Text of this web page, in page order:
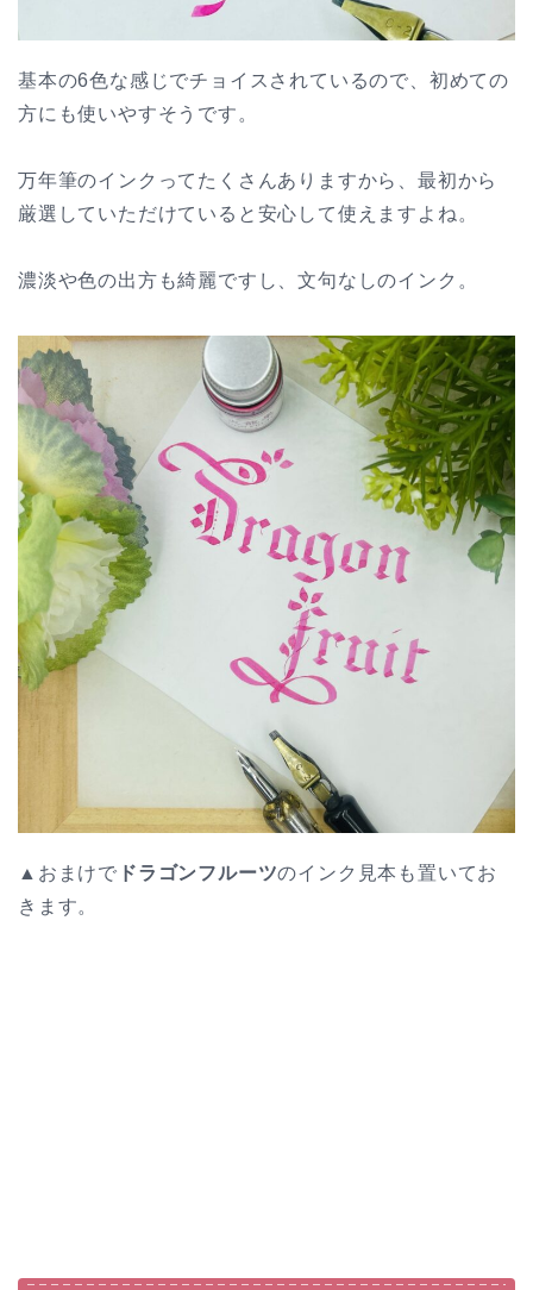
基本の6色な感じでチョイスされているので、初めての
方にも使いやすそうです。
万年筆のインクってたくさんありますから、最初から
厳選していただけていると安心して使えますよね。
濃淡や色の出方も綺麗ですし、文句なしのインク。
▲おまけで ドラゴンフルーツのインク見本も置いてお
きます。